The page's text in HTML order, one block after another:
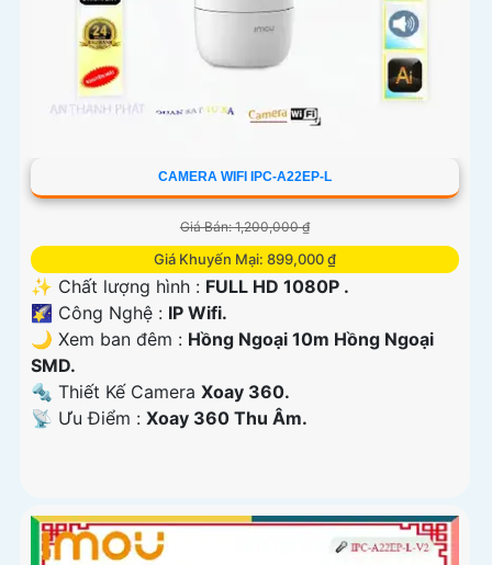
CAMERA WIFI IPC-A22EP-L
Giá Bán: 1,200,000 ₫
Giá Khuyến Mại: 899,000 ₫
✨ Chất lượng hình : FULL HD 1080P .
🌠 Công Nghệ : IP Wifi.
🌙 Xem ban đêm : Hồng Ngoại 10m Hồng Ngoại
SMD.
🔩 Thiết Kế Camera Xoay 360.
️📡 Ưu Điểm : Xoay 360 Thu Âm.